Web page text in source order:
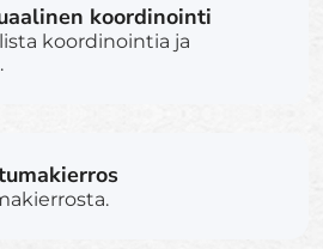
koordinointi
koordinointia ja